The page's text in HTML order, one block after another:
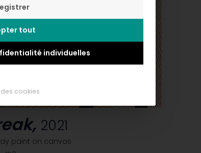
2021
paint on canvas
tout
individuelles
cookies